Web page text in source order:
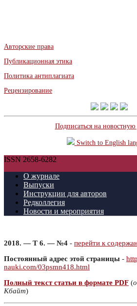
Авторские права
Публикационная этика
Политика антиплагиата
Рецензирование
Подписаться на новостную
Switch to English
ISSN 2658-6282
О журнале
Выпуски
Инструкции для авторов
Редколлегия
Новости и мероприятия
2018. — Т 6. — №4 - перейти к
Постоянный адрес этой страницы -
nauki.com/03psmn418.html
Полный текст статьи в формате PDF (
Кбайт)